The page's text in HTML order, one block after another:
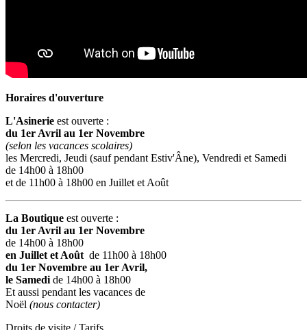
Horaires d'ouverture
L'Asinerie est ouverte :
du 1er Avril au 1er Novembre
(selon les vacances scolaires)
les Mercredi, Jeudi (sauf pendant Estiv'Âne), Vendredi et Samedi
de 14h00 à 18h00
et de 11h00 à 18h00 en Juillet et Août
La Boutique est ouverte :
du 1er Avril au 1er Novembre
de 14h00 à 18h00
en Juillet et Août de 11h00 à 18h00
du 1er Novembre au 1er Avril,
le Samedi de 14h00 à 18h00
Et aussi pendant les vacances de
Noël (nous contacter)
Droits de visite / Tarifs